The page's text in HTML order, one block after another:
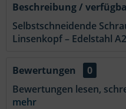
Beschreibung /
Selbstschneidende
Linsenkopf – Edelstahl
Bewertungen
0
Bewertungen lesen,
mehr